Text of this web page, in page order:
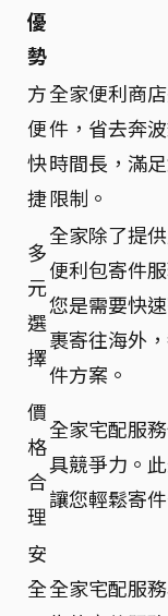
優
勢
方
便
快
捷
全家便利商
件，省去奔
時間長，滿
限制。
多
元
選
擇
全家除了提
便利包寄件
您是需要快
裹寄往海外
件方案。
價
格
合
理
全家宅配服
具競爭力。
讓您輕鬆寄
安
全全家宅配服